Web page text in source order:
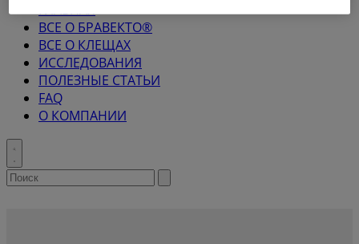
ГЛАВНАЯ
ВСЕ О БРАВЕКТО®
ВСЕ О КЛЕЩАХ
ИССЛЕДОВАНИЯ
ПОЛЕЗНЫЕ СТАТЬИ
FAQ
О КОМПАНИИ
Toggle
search
Search
search